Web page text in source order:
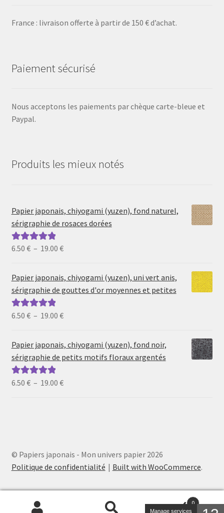
France : livraison offerte à partir de 150 € d’achat.
Paiement sécurisé
Nous acceptons les paiements par chèque carte-bleue et
Paypal.
Produits les mieux notés
Papier japonais, chiyogami (yuzen), fond naturel,
sérigraphie de rosaces dorées
Note5.00sur
6.50 € – 19.00 €Plage
prix :
6.50 €
19.00 €
Papier japonais, chiyogami (yuzen), uni vert anis,
sérigraphie de gouttes d'or moyennes et petites
Note5.00sur
6.50 € – 19.00 €Plage
prix :
6.50 €
19.00 €
Papier japonais, chiyogami (yuzen), fond noir,
sérigraphie de petits motifs floraux argentés
Note5.00sur
6.50 € – 19.00 €Plage
© Papiers japonais - Mon univers papier 2026
Politique de confidentialité
Built with WooCommerce.
0
Manage services